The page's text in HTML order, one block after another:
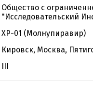
Общество с
"Исследовательский
ХР-01 (Молнупиравир)
Кировск, Москва,
III